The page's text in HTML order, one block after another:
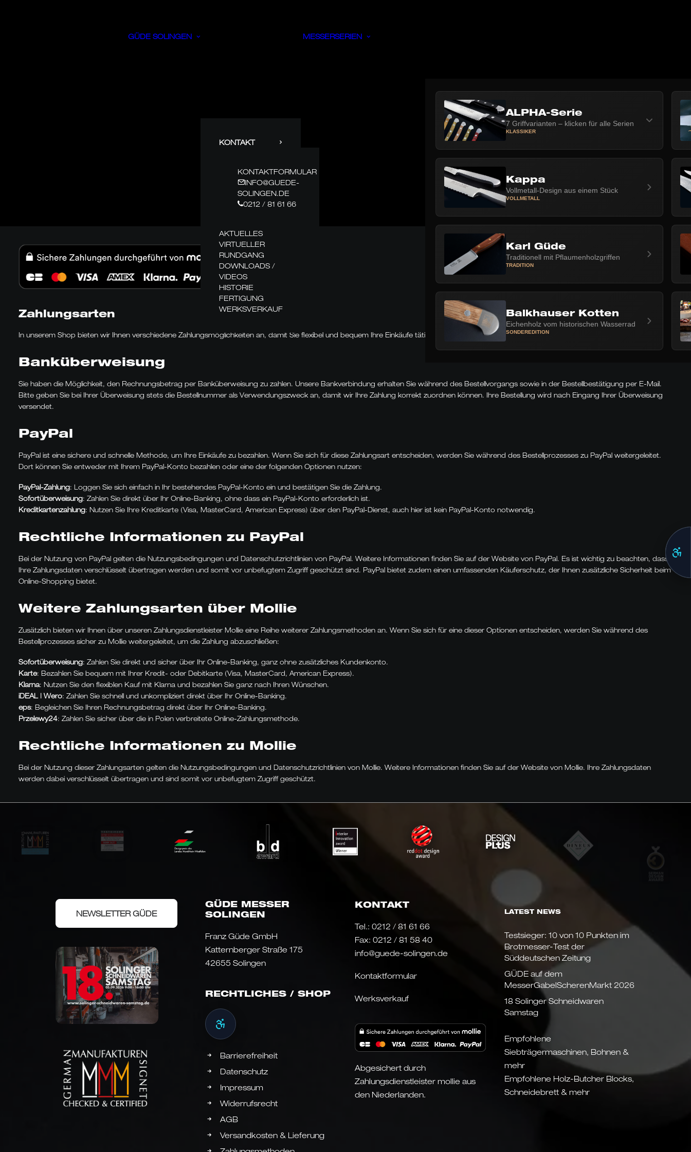
GÜDE SOLINGEN
KONTAKT
KONTAKTFORMULAR
INFO@GUEDE-
SOLINGEN.DE
0212 / 81 61 66
AKTUELLES
VIRTUELLER
RUNDGANG
DOWNLOADS /
VIDEOS
HISTORIE
FERTIGUNG
WERKSVERKAUF
MESSERSERIEN
ALPHA-Serie
7 Griffvarianten – klicken für alle Serien
KLASSIKER
Kappa
Vollmetall-Design aus einem Stück
VOLLMETALL
Karl Güde
Traditionell mit Pflaumenholzgriffen
TRADITION
Balkhauser Kotten
Eichenholz vom historischen Wasserrad
SONDEREDITION
Zahlungsarten
In unserem Shop bieten wir Ihnen verschiedene Zahlungsmöglichkeiten an, damit Sie flexibel und bequem Ihre Einkäufe tätigen können.
Banküberweisung
Sie haben die Möglichkeit, den Rechnungsbetrag per Banküberweisung zu zahlen. Unsere Bankverbindung erhalten Sie während des Bestellvorgangs sowie in der Bestellbestätigung per E-Mail.
Bitte geben Sie bei Ihrer Überweisung stets die Bestellnummer als Verwendungszweck an, damit wir Ihre Zahlung korrekt zuordnen können. Ihre Bestellung wird nach Eingang Ihrer Überweisung
versendet.
PayPal
PayPal ist eine sichere und schnelle Methode, um Ihre Einkäufe zu bezahlen. Wenn Sie sich für diese Zahlungsart entscheiden, werden Sie während des Bestellprozesses zu PayPal weitergeleitet.
Dort können Sie entweder mit Ihrem PayPal-Konto bezahlen oder eine der folgenden Optionen nutzen:
PayPal-Zahlung: Loggen Sie sich einfach in Ihr bestehendes PayPal-Konto ein und bestätigen Sie die Zahlung.
Sofortüberweisung: Zahlen Sie direkt über Ihr Online-Banking, ohne dass ein PayPal-Konto erforderlich ist.
Kreditkartenzahlung: Nutzen Sie Ihre Kreditkarte (Visa, MasterCard, American Express) über den PayPal-Dienst, auch hier ist kein PayPal-Konto notwendig.
Rechtliche Informationen zu PayPal
Bei der Nutzung von PayPal gelten die Nutzungsbedingungen und Datenschutzrichtlinien von PayPal. Weitere Informationen finden Sie auf der Website von PayPal. Es ist wichtig zu beachten, dass
Ihre Zahlungsdaten verschlüsselt übertragen werden und somit vor unbefugtem Zugriff geschützt sind. PayPal bietet zudem einen umfassenden Käuferschutz, der Ihnen zusätzliche Sicherheit beim
Online-Shopping bietet.
Weitere Zahlungsarten über Mollie
Zusätzlich bieten wir Ihnen über unseren Zahlungsdienstleister Mollie eine Reihe weiterer Zahlungsmethoden an. Wenn Sie sich für eine dieser Optionen entscheiden, werden Sie während des
Bestellprozesses sicher zu Mollie weitergeleitet, um die Zahlung abzuschließen:
Sofortüberweisung: Zahlen Sie direkt und sicher über Ihr Online-Banking, ganz ohne zusätzliches Kundenkonto.
Karte: Bezahlen Sie bequem mit Ihrer Kredit- oder Debitkarte (Visa, MasterCard, American Express).
Klarna: Nutzen Sie den flexiblen Kauf mit Klarna und bezahlen Sie ganz nach Ihren Wünschen.
iDEAL | Wero: Zahlen Sie schnell und unkompliziert direkt über Ihr Online-Banking.
eps: Begleichen Sie Ihren Rechnungsbetrag direkt über Ihr Online-Banking.
Przelewy24: Zahlen Sie sicher über die in Polen verbreitete Online-Zahlungsmethode.
Rechtliche Informationen zu Mollie
Bei der Nutzung dieser Zahlungsarten gelten die Nutzungsbedingungen und Datenschutzrichtlinien von Mollie. Weitere Informationen finden Sie auf der Website von Mollie. Ihre Zahlungsdaten
werden dabei verschlüsselt übertragen und sind somit vor unbefugtem Zugriff geschützt.
NEWSLETTER GÜDE
GÜDE MESSER
SOLINGEN
Franz Güde GmbH
Katternberger Straße 175
42655 Solingen
RECHTLICHES / SHOP
Barrierefreiheit
Datenschutz
Impressum
Widerrufsrecht
AGB
Versandkosten & Lieferung
KONTAKT
Tel.: 0212 / 81 61 66
Fax: 0212 / 81 58 40
info@guede-solingen.de
Kontaktformular
Werksverkauf
Abgesichert durch
Zahlungsdienstleister mollie aus
den Niederlanden.
LATEST NEWS
Testsieger: 10 von 10 Punkten im
Brotmesser-Test der
Süddeutschen Zeitung
GÜDE auf dem
MesserGabelScherenMarkt 2026
18 Solinger Schneidwaren
Samstag
Empfohlene
Siebträgermaschinen, Bohnen &
mehr
Empfohlene Holz-Butcher Blocks,
Schneidebrett & mehr